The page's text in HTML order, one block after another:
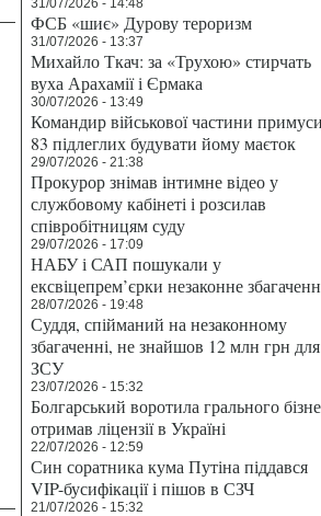
31/07/2026 - 14:48
ФСБ «шиє» Дурову тероризм
31/07/2026 - 13:37
Михайло Ткач: за «Трухою» стирчать
вуха Арахамії і Єрмака
30/07/2026 - 13:49
Командир військової частини
83 підлеглих будувати йому маєток
29/07/2026 - 21:38
Прокурор знімав інтимне відео у
службовому кабінеті і розсилав
співробітницям суду
29/07/2026 - 17:09
НАБУ і САП пошукали у
ексвіцепрем’єрки незаконне
28/07/2026 - 19:48
Суддя, спійманий на незаконному
збагаченні, не знайшов 12 млн грн для
ЗСУ
23/07/2026 - 15:32
Болгарський воротила грального
отримав ліцензії в Україні
22/07/2026 - 12:59
Син соратника кума Путіна піддався
VIP-бусифікації і пішов в СЗЧ
21/07/2026 - 15:32